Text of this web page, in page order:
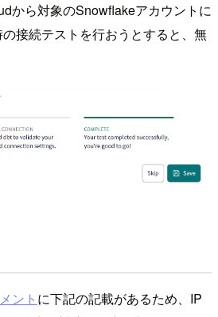
から対象のSnowflakeアカウントに
接続テストを行おうとすると、無
ント に下記の記載があるため、IP